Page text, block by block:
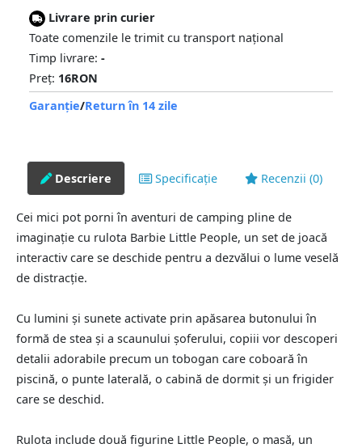
Livrare prin curier
Toate comenzile le trimit cu transport național
Timp livrare: -
Preț: 16RON
Garanție/Return în 14 zile
Descriere Specificație Recenzii (0)
Cei mici pot porni în aventuri de camping pline de
imaginație cu rulota Barbie Little People, un set de joacă
interactiv care se deschide pentru a dezvălui o lume veselă
de distracție.
Cu lumini și sunete activate prin apăsarea butonului în
formă de stea și a scaunului șoferului, copiii vor descoperi
detalii adorabile precum un tobogan care coboară în
piscină, o punte laterală, o cabină de dormit și un frigider
care se deschid.
Rulota include două figurine Little People, o masă, un